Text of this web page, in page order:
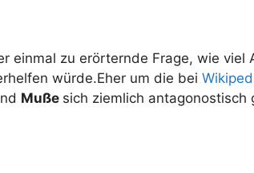
einmal zu erörternde Frage, wie viel
würde.Eher um die bei
Muße sich ziemlich antagonostisch